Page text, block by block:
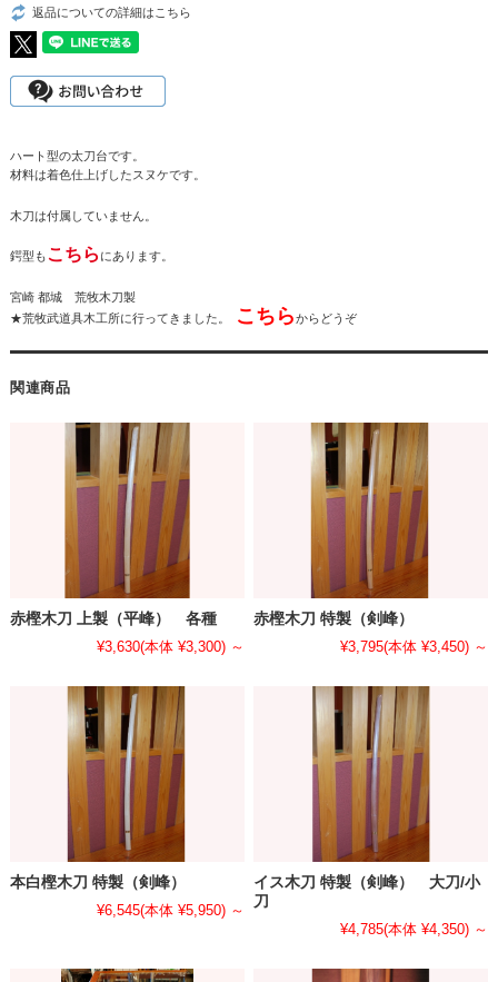
返品についての詳細はこちら
ハート型の太刀台です。
材料は着色仕上げしたスヌケです。
木刀は付属していません。
鍔型もこちら にあります。
宮崎 都城 荒牧木刀製
★荒牧武道具木工所に行ってきました。
こちらからどうぞ
関連商品
赤樫木刀 上製（平峰） 各種
¥3,630(本体 ¥3,300) ～
赤樫木刀 特製（剣峰）
¥3,795(本体 ¥3,450) ～
本白樫木刀 特製（剣峰）
¥6,545(本体 ¥5,950) ～
イス木刀 特製（剣峰） 大刀/小
刀
¥4,785(本体 ¥4,350) ～